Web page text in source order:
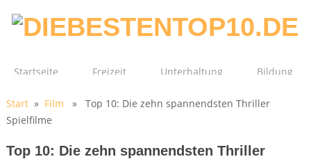
Startseite Freizeit Unterhaltung Bildung
Technik Film Gesundheit
Start» Film » Top 10: Die zehn spannendsten Thriller
Spielfilme
Top 10: Die zehn spannendsten Thriller